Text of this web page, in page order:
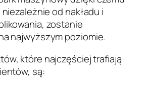
od nakładu i
zostanie
najwyższym poziomie.
które najczęściej trafiają
są: